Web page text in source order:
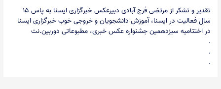
تقدیر و تشکر از مرتضی فرج آبادی دبیرعکس خبرگزاری ایسنا به پاس ۱۵
سال فعالیت در ایسنا، آموزش دانشجویان و خروجی خوب خبرگزاری ایسنا
در اختتامیه سیزدهمین جشنواره عکس خبری، مطبوعاتی دوربین.نت
.
.
.